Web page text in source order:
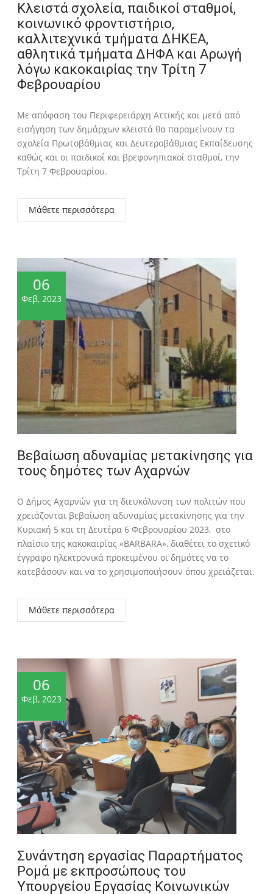
Κλειστά σχολεία, παιδικοί σταθμοί,
κοινωνικό φροντιστήριο,
καλλιτεχνικά τμήματα ΔΗΚΕΑ,
αθλητικά τμήματα ΔΗΦΑ και Αρωγή
λόγω κακοκαιρίας την Τρίτη 7
Φεβρουαρίου
Με απόφαση του Περιφερειάρχη Αττικής και μετά από
εισήγηση των δημάρχων κλειστά θα παραμείνουν τα
σχολεία Πρωτοβάθμιας και Δευτεροβάθμιας Εκπαίδευσης
καθώς και οι παιδικοί και βρεφονηπιακοί σταθμοί, την
Τρίτη 7 Φεβρουαρίου.
Μάθετε περισσότερα
06
Φεβ, 2023
Βεβαίωση αδυναμίας μετακίνησης για
τους δημότες των Αχαρνών
Ο Δήμος Αχαρνών για τη διευκόλυνση των πολιτών που
χρειάζονται βεβαίωση αδυναμίας μετακίνησης για την
Κυριακή 5 και τη Δευτέρα 6 Φεβρουαρίου 2023, στο
πλαίσιο της κακοκαιρίας «BARBARA», διαθέτει το σχετικό
έγγραφο ηλεκτρονικά προκειμένου οι δημότες να το
κατεβάσουν και να το χρησιμοποιήσουν όπου χρειάζεται.
Μάθετε περισσότερα
06
Φεβ, 2023
Συνάντηση εργασίας Παραρτήματος
Ρομά με εκπροσώπους του
Υπουργείου Εργασίας Κοινωνικών